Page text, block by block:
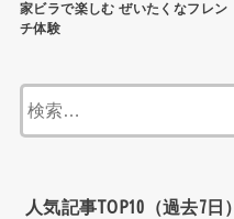
家ビラで楽しむ ぜいたくなフレン
チ体験
人気記事TOP10（過去7日）